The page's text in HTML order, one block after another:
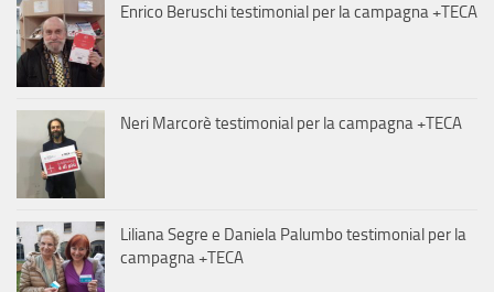
Enrico Beruschi testimonial per la campagna +TECA
Neri Marcorè testimonial per la campagna +TECA
Liliana Segre e Daniela Palumbo testimonial per la
campagna +TECA